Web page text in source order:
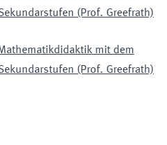
(Prof. Greefrath)
mit dem
(Prof. Greefrath)